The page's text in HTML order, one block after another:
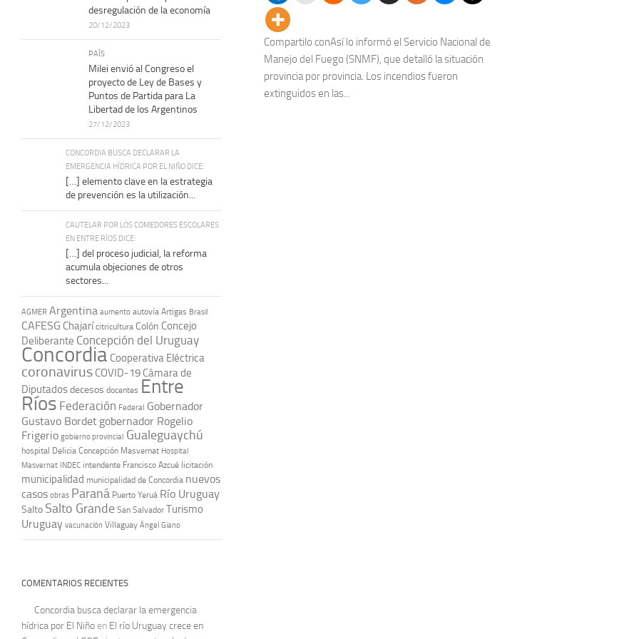
Compartilo conAsí lo informó el Servicio Nacional de
Manejo del Fuego (SNMF), que detalló la situación
provincia por provincia. Los incendios fueron
extinguidos en las...
desregulación de la economía
20/12/2023
PAÍS
Milei envió al Congreso el
proyecto de Ley de Bases y
Puntos de Partida para La
Libertad de los Argentinos
27/12/2023
CONCORDIA BUSCA DECLARAR LA
EMERGENCIA HÍDRICA POR EL NIÑO DICE:
[…] elemento clave en la estrategia
de prevención es la utilización...
CAUTELAR POR LOS COMEDORES ESCOLARES
EN ENTRE RÍOS DICE:
[…] del proceso judicial, la reforma
acumula objeciones de otros
sectores...
AGMER Argentina aumento autovía Artigas Brasil
CAFESG Chajarí citricultura Colón Concejo
Deliberante Concepción del Uruguay
Concordia Cooperativa Eléctrica
coronavirus COVID-19 Cámara de
Diputadosdecesos docentes Entre
Ríos Federación Federal Gobernador
Gustavo Bordet gobernador Rogelio
Frigerio gobierno provincial Gualeguaychú
hospital Delicia Concepción Masvernat Hospital
Masvernat INDEC intendente Francisco Azcué licitación
municipalidad municipalidad de Concordia nuevos
casos obras Paraná Puerto Yeruá Río Uruguay
Salto Salto Grande San Salvador Turismo
Uruguay vacunación Villaguay Ángel Giano
COMENTARIOS RECIENTES
Concordia busca declarar la emergencia
hídrica por El Niño en El río Uruguay crece en